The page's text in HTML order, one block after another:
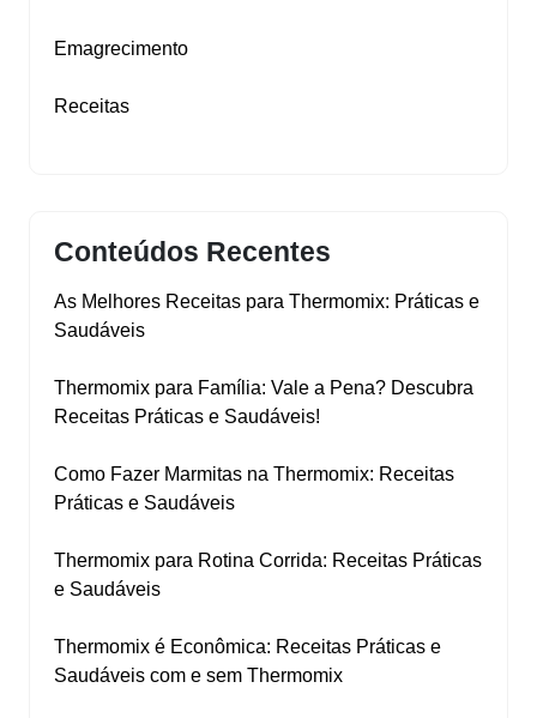
Emagrecimento
Receitas
Conteúdos Recentes
As Melhores Receitas para Thermomix: Práticas e
Saudáveis
Thermomix para Família: Vale a Pena? Descubra
Receitas Práticas e Saudáveis!
Como Fazer Marmitas na Thermomix: Receitas
Práticas e Saudáveis
Thermomix para Rotina Corrida: Receitas Práticas
e Saudáveis
Thermomix é Econômica: Receitas Práticas e
Saudáveis com e sem Thermomix